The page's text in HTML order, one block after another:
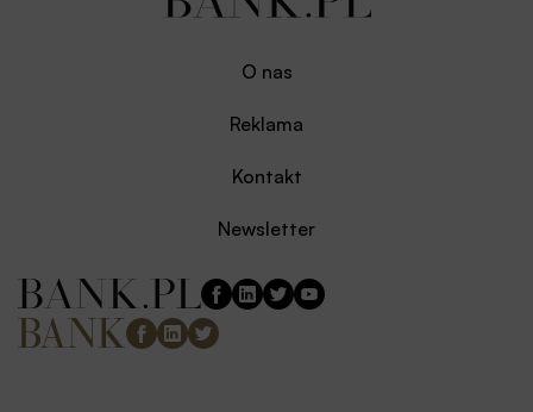
O nas
Reklama
Kontakt
Newsletter